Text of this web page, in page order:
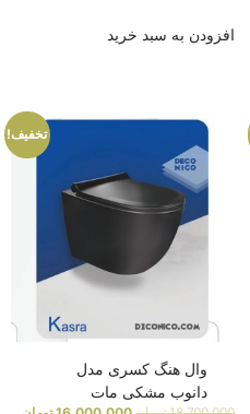
افزودن به سبد خرید
تخفیف!
وال هنگ کسری مدل
دانوب مشکی مات